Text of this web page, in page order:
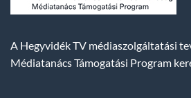
A Hegyvidék TV médiaszolgáltatási
Médiatanács Támogatási Program